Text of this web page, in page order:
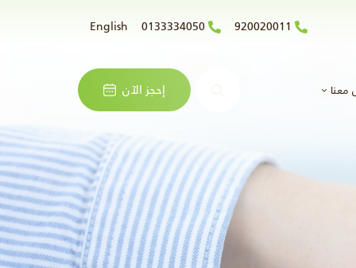
920020011
0133334050
English
معنا إحجز الآن